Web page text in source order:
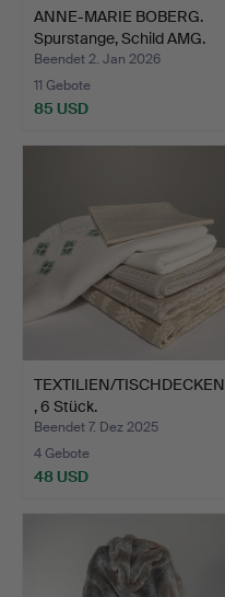
ANNE-MARIE BOBERG.
Spurstange, Schild AMG.
Beendet 2. Jan 2026
11 Gebote
85 USD
TEXTILIEN/TISCHDECKEN
, 6 Stück.
Beendet 7. Dez 2025
4 Gebote
48 USD